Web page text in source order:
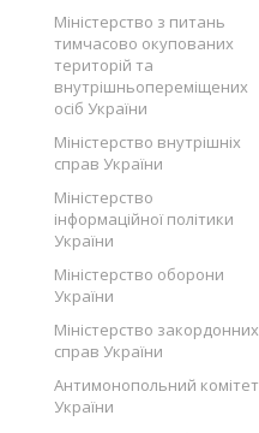
Міністерство з питань
тимчасово окупованих
територій та
внутрішньопереміщених
осіб України
Міністерство внутрішніх
справ України
Міністерство
інформаційної політики
України
Міністерство оборони
України
Міністерство закордонних
справ України
Антимонопольний комітет
України